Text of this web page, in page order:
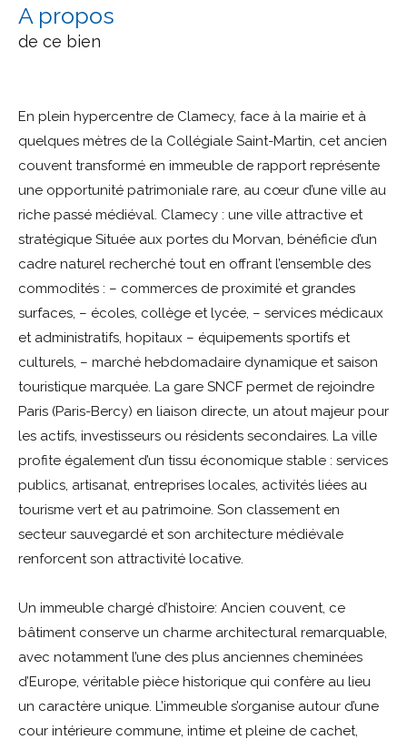
a propos
de ce bien
En plein hypercentre de Clamecy, face à la mairie et à
quelques mètres de la Collégiale Saint-Martin, cet ancien
couvent transformé en immeuble de rapport représente
une opportunité patrimoniale rare, au cœur d’une ville au
riche passé médiéval. Clamecy : une ville attractive et
stratégique Située aux portes du Morvan, bénéficie d’un
cadre naturel recherché tout en offrant l’ensemble des
commodités : – commerces de proximité et grandes
surfaces, – écoles, collège et lycée, – services médicaux
et administratifs, hopitaux – équipements sportifs et
culturels, – marché hebdomadaire dynamique et saison
touristique marquée. La gare SNCF permet de rejoindre
Paris (Paris-Bercy) en liaison directe, un atout majeur pour
les actifs, investisseurs ou résidents secondaires. La ville
profite également d’un tissu économique stable : services
publics, artisanat, entreprises locales, activités liées au
tourisme vert et au patrimoine. Son classement en
secteur sauvegardé et son architecture médiévale
renforcent son attractivité locative.
Un immeuble chargé d’histoire: Ancien couvent, ce
bâtiment conserve un charme architectural remarquable,
avec notamment l’une des plus anciennes cheminées
d’Europe, véritable pièce historique qui confère au lieu
un caractère unique. L’immeuble s’organise autour d’une
cour intérieure commune, intime et pleine de cachet,